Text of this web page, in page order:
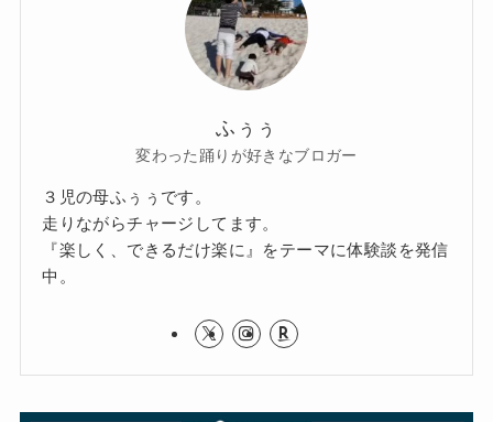
ふぅぅ
変わった踊りが好きなブロガー
３児の母ふぅぅです。
走りながらチャージしてます。
『楽しく、できるだけ楽に』をテーマに体験談を発信
中。